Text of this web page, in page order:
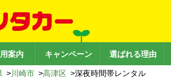
案内 キャンペーン 選ばれる理由
>川崎市 >高津区 >深夜時間帯レンタル